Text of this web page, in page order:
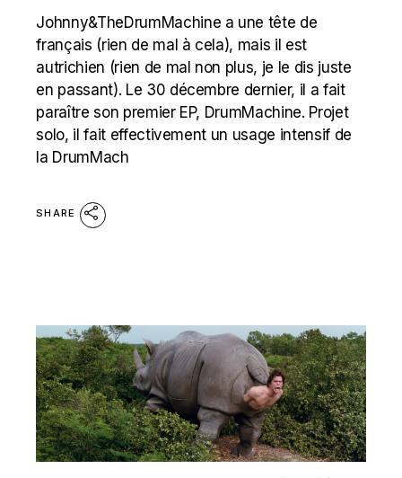
Johnny&TheDrumMachine a une tête de
français (rien de mal à cela), mais il est
autrichien (rien de mal non plus, je le dis juste
en passant). Le 30 décembre dernier, il a fait
paraître son premier EP, DrumMachine. Projet
solo, il fait effectivement un usage intensif de
la DrumMach
SHARE